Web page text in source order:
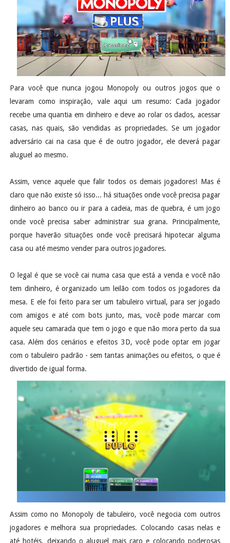
Para você que nunca jogou Monopoly ou outros jogos que o
levaram como inspiração, vale aqui um resumo: Cada jogador
recebe uma quantia em dinheiro e deve ao rolar os dados, acessar
casas, nas quais, são vendidas as propriedades. Se um jogador
adversário cai na casa que é de outro jogador, ele deverá pagar
aluguel ao mesmo.
Assim, vence aquele que falir todos os demais jogadores! Mas é
claro que não existe só isso... há situações onde você precisa pagar
dinheiro ao banco ou ir para a cadeia, mas de quebra, é um jogo
onde você precisa saber administrar sua grana. Principalmente,
porque haverão situações onde você precisará hipotecar alguma
casa ou até mesmo vender para outros jogadores.
O legal é que se você cai numa casa que está a venda e você não
tem dinheiro, é organizado um leilão com todos os jogadores da
mesa. E ele foi feito para ser um tabuleiro virtual, para ser jogado
com amigos e até com bots junto, mas, você pode marcar com
aquele seu camarada que tem o jogo e que não mora perto da sua
casa. Além dos cenários e efeitos 3D, você pode optar em jogar
com o tabuleiro padrão - sem tantas animações ou efeitos, o que é
divertido de igual forma.
Assim como no Monopoly de tabuleiro, você negocia com outros
jogadores e melhora sua propriedades. Colocando casas nelas e
até hotéis, deixando o aluguel mais caro e colocando poderosas